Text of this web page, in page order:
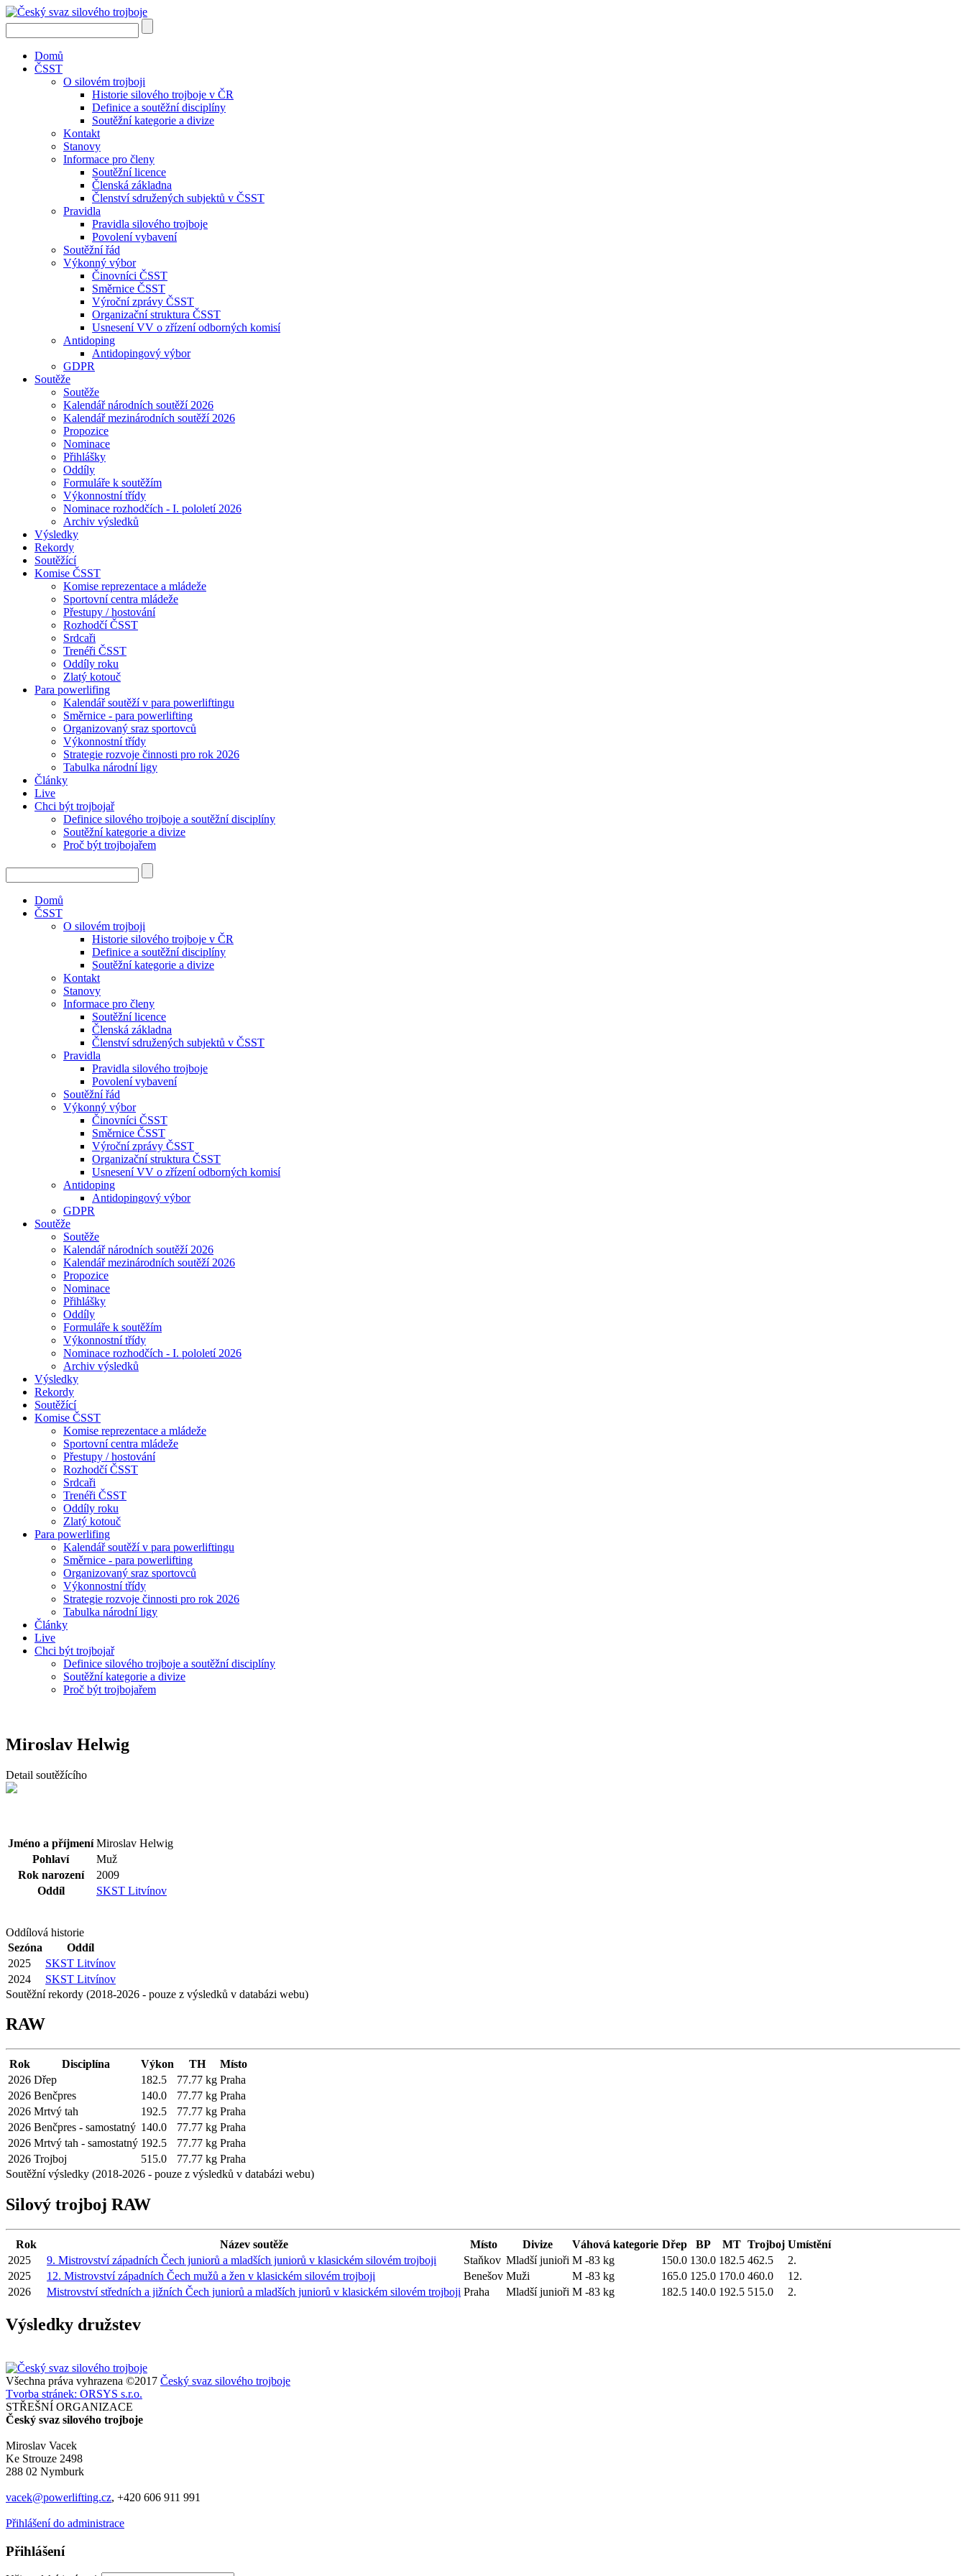
Domů
ČSST
O silovém trojboji
Historie silového trojboje v ČR
Definice a soutěžní disciplíny
Soutěžní kategorie a divize
Kontakt
Stanovy
Informace pro členy
Soutěžní licence
Členská základna
Členství sdružených subjektů v ČSST
Pravidla
Pravidla silového trojboje
Povolení vybavení
Soutěžní řád
Výkonný výbor
Činovníci ČSST
Směrnice ČSST
Výroční zprávy ČSST
Organizační struktura ČSST
Usnesení VV o zřízení odborných komisí
Antidoping
Antidopingový výbor
GDPR
Soutěže
Soutěže
Kalendář národních soutěží 2026
Kalendář mezinárodních soutěží 2026
Propozice
Nominace
Přihlášky
Oddíly
Formuláře k soutěžím
Výkonnostní třídy
Nominace rozhodčích - I. pololetí 2026
Archiv výsledků
Výsledky
Rekordy
Soutěžící
Komise ČSST
Komise reprezentace a mládeže
Sportovní centra mládeže
Přestupy / hostování
Rozhodčí ČSST
Srdcaři
Trenéři ČSST
Oddíly roku
Zlatý kotouč
Para powerlifing
Kalendář soutěží v para powerliftingu
Směrnice - para powerlifting
Organizovaný sraz sportovců
Výkonnostní třídy
Strategie rozvoje činnosti pro rok 2026
Tabulka národní ligy
Články
Live
Chci být trojbojař
Definice silového trojboje a soutěžní disciplíny
Soutěžní kategorie a divize
Proč být trojbojařem
Domů
ČSST
O silovém trojboji
Historie silového trojboje v ČR
Definice a soutěžní disciplíny
Soutěžní kategorie a divize
Kontakt
Stanovy
Informace pro členy
Soutěžní licence
Členská základna
Členství sdružených subjektů v ČSST
Pravidla
Pravidla silového trojboje
Povolení vybavení
Soutěžní řád
Výkonný výbor
Činovníci ČSST
Směrnice ČSST
Výroční zprávy ČSST
Organizační struktura ČSST
Usnesení VV o zřízení odborných komisí
Antidoping
Antidopingový výbor
GDPR
Soutěže
Soutěže
Kalendář národních soutěží 2026
Kalendář mezinárodních soutěží 2026
Propozice
Nominace
Přihlášky
Oddíly
Formuláře k soutěžím
Výkonnostní třídy
Nominace rozhodčích - I. pololetí 2026
Archiv výsledků
Výsledky
Rekordy
Soutěžící
Komise ČSST
Komise reprezentace a mládeže
Sportovní centra mládeže
Přestupy / hostování
Rozhodčí ČSST
Srdcaři
Trenéři ČSST
Oddíly roku
Zlatý kotouč
Para powerlifing
Kalendář soutěží v para powerliftingu
Směrnice - para powerlifting
Organizovaný sraz sportovců
Výkonnostní třídy
Strategie rozvoje činnosti pro rok 2026
Tabulka národní ligy
Články
Live
Chci být trojbojař
Definice silového trojboje a soutěžní disciplíny
Soutěžní kategorie a divize
Proč být trojbojařem
Miroslav Helwig
Detail soutěžícího
Jméno a příjmení Miroslav Helwig
Pohlaví
Muž
Rok narození
2009
Oddíl
SKST Litvínov
Oddílová historie
Sezóna
Oddíl
2025
SKST Litvínov
2024
SKST Litvínov
Soutěžní rekordy (2018-2026 - pouze z výsledků v databázi webu)
RAW
Rok Disciplína Výkon TH
Místo
2026 Dřep 182.5 77.77 kg Praha
2026 Benčpres 140.0 77.77 kg Praha
2026 Mrtvý tah 192.5 77.77 kg Praha
2026 Benčpres - samostatný 140.0 77.77 kg Praha
2026 Mrtvý tah - samostatný 192.5 77.77 kg Praha
2026 Trojboj 515.0 77.77 kg Praha
Soutěžní výsledky (2018-2026 - pouze z výsledků v databázi webu)
Silový trojboj RAW
Rok Název soutěže Místo Divize Váhová kategorie Dřep BP MT Trojboj Umístění
2025
9. Mistrovství západních Čech juniorů a mladších juniorů v klasickém silovém trojboji Staňkov Mladší junioři M -83 kg 150.0 130.0 182.5 462.5
2.
2025
12. Mistrovství západních Čech mužů a žen v klasickém silovém trojboji Benešov Muži M -83 kg 165.0 125.0 170.0 460.0
12.
2026
Mistrovství středních a jižních Čech juniorů a mladších juniorů v klasickém silovém trojboji Praha Mladší junioři M -83 kg 182.5 140.0 192.5 515.0 2.
Výsledky družstev
Všechna práva vyhrazena ©2017 Český svaz silového trojboje
Tvorba stránek: ORSYS s.r.o.
STŘEŠNÍ ORGANIZACE
Český svaz silového trojboje
Miroslav Vacek
Ke Strouze 2498
288 02 Nymburk
vacek@powerlifting.cz, +420 606 911 991
Přihlášení do administrace
Přihlášení